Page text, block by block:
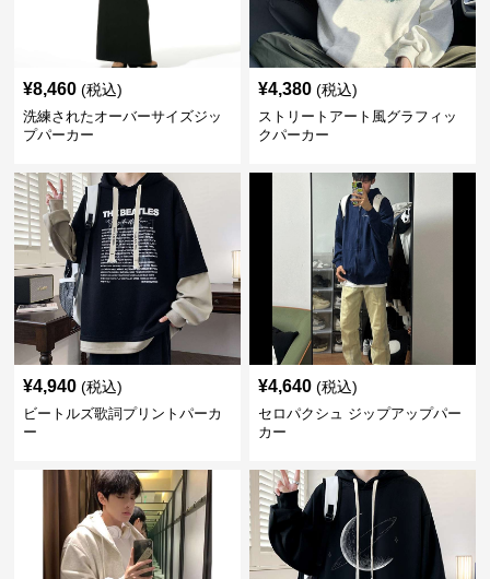
¥8,460 (税込)
洗練されたオーバーサイズジッ
プパーカー
¥4,380 (税込)
ストリートアート風グラフィッ
クパーカー
¥4,940 (税込)
ビートルズ歌詞プリントパーカ
ー
¥4,640 (税込)
セロパクシュ ジップアップパー
カー